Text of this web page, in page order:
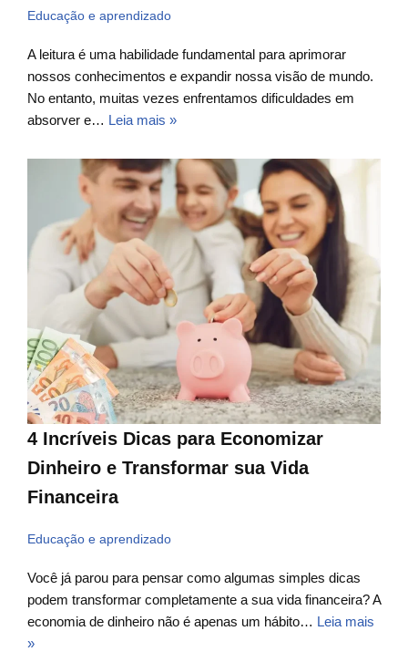
Educação e aprendizado
A leitura é uma habilidade fundamental para aprimorar
nossos conhecimentos e expandir nossa visão de mundo.
No entanto, muitas vezes enfrentamos dificuldades em
absorver e… Leia mais »
4 Incríveis Dicas para Economizar
Dinheiro e Transformar sua Vida
Financeira
Educação e aprendizado
Você já parou para pensar como algumas simples dicas
podem transformar completamente a sua vida financeira? A
economia de dinheiro não é apenas um hábito… Leia mais
»